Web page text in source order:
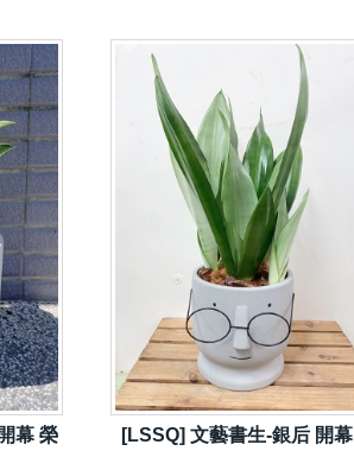
幕 榮
[LSSQ] 文藝書生-銀后 開幕